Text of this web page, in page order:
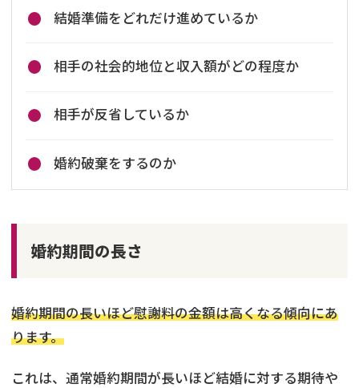
結婚準備をどれだけ進めているか
相手の社会的地位と収入額がどの程度か
相手が反省しているか
婚約破棄をするのか
婚約期間の長さ
婚約期間の長いほど慰謝料の金額は高くなる傾向にあ
ります。
これは、通常婚約期間が長いほど結婚に対する期待や